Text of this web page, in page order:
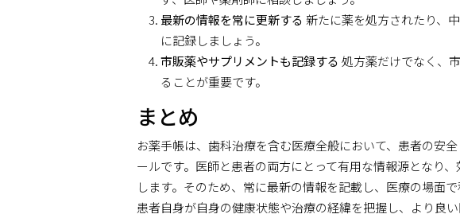
最新の情報を常に更新する 新たに薬を処方されたり、
に記録しましょう。
市販薬やサプリメントも記録する 処方薬だけでなく、
ることが重要です。
まとめ
お薬手帳は、歯科治療を含む医療全般において、患者の安
ールです。医師と患者の両方にとって有用な情報源となり
します。そのため、常に最新の情報を記載し、医療の場面
患者自身が自身の健康状態や治療の経緯を把握し、より良